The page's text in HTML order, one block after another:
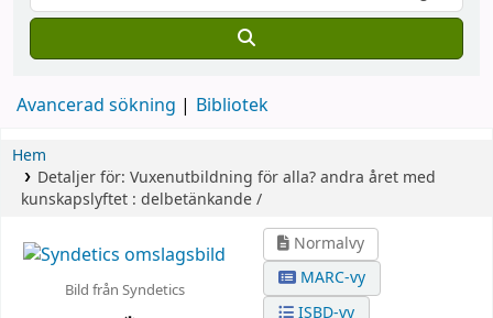
Avancerad sökning Bibliotek
Hem
Detaljer för: Vuxenutbildning för alla?andra året med
kunskapslyftet : delbetänkande /
Bild från Syndetics
Normalvy
MARC-vy
ISBD-vy